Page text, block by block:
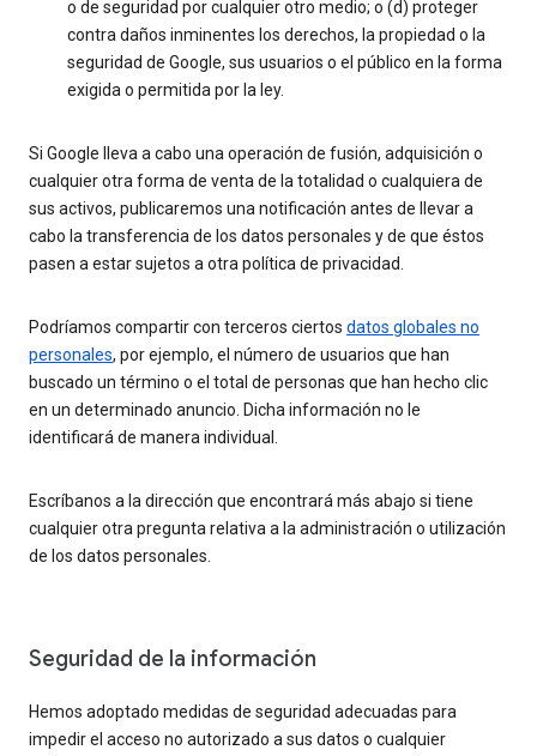
o de seguridad por cualquier otro medio; o (d) proteger
contra daños inminentes los derechos, la propiedad o la
seguridad de Google, sus usuarios o el público en la forma
exigida o permitida por la ley.
Si Google lleva a cabo una operación de fusión, adquisición o
cualquier otra forma de venta de la totalidad o cualquiera de
sus activos, publicaremos una notificación antes de llevar a
cabo la transferencia de los datos personales y de que éstos
pasen a estar sujetos a otra política de privacidad.
Podríamos compartir con terceros ciertos datos globales no
personales, por ejemplo, el número de usuarios que han
buscado un término o el total de personas que han hecho clic
en un determinado anuncio. Dicha información no le
identificará de manera individual.
Escríbanos a la dirección que encontrará más abajo si tiene
cualquier otra pregunta relativa a la administración o utilización
de los datos personales.
Seguridad de la información
Hemos adoptado medidas de seguridad adecuadas para
impedir el acceso no autorizado a sus datos o cualquier